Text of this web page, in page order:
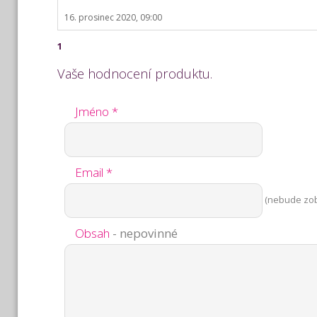
16. prosinec 2020, 09:00
1
Vaše hodnocení produktu.
Jméno *
Email *
(nebude
Obsah - nepovinné